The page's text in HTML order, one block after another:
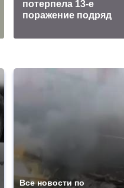
потерпела 13-е
поражение подряд
Все новости по